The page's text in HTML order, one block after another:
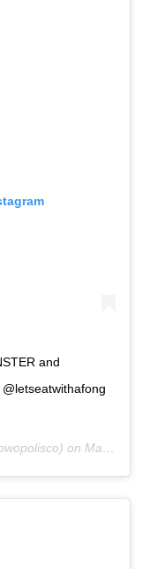
and
on Mar 8, 2019 at 11:03am PST